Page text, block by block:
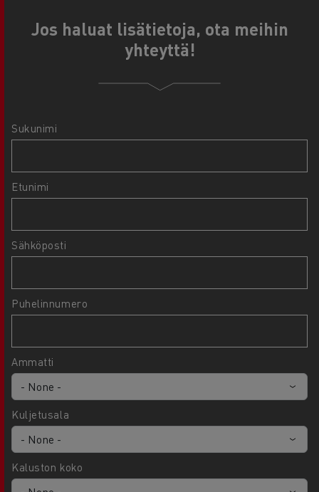
Jos haluat lisätietoja, ota meihin
yhteyttä!
Sukunimi
Etunimi
Sähköposti
Puhelinnumero
Ammatti
Kuljetusala
Kaluston koko